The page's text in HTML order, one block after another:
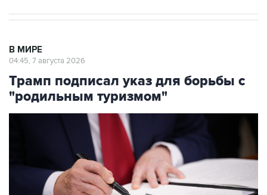
В МИРЕ
04:45, 7 августа 2026
Трамп подписал указ для борьбы с
"родильным туризмом"